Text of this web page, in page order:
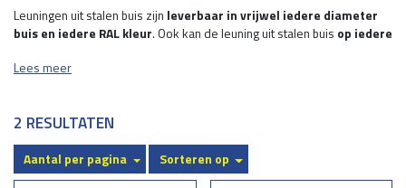
Leuningen uit stalen buis zijn leverbaar in vrijwel iedere diameter
buis en iedere RAL kleur. Ook kan de leuning uit stalen buis op iedere
keuze voor wie op zoek is naar duurzame en robuuste oplossingen
binnen- als buiten worden toegepast. En bieden bescherming aan
bijvoorbeeld personen, objecten, trappen, balkons, looppaden.
Stalen Leuningen: Krachtig en Duurzaam
Lees meer
2 RESULTATEN
Aantal per pagina Sorteren op